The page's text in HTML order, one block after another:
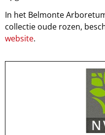
In het Belmonte
collectie oude rozen,
website.